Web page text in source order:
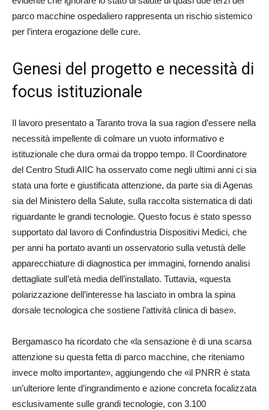
parco macchine ospedaliero rappresenta un rischio sistemico
per l’intera erogazione delle cure.
Genesi del progetto e necessità di
focus istituzionale
Il lavoro presentato a Taranto trova la sua ragion d’essere nella
necessità impellente di colmare un vuoto informativo e
istituzionale che dura ormai da troppo tempo. Il Coordinatore
del Centro Studi AIIC ha osservato come negli ultimi anni ci sia
stata una forte e giustificata attenzione, da parte sia di Agenas
sia del Ministero della Salute, sulla raccolta sistematica di dati
riguardante le grandi tecnologie. Questo focus è stato spesso
supportato dal lavoro di Confindustria Dispositivi Medici, che
per anni ha portato avanti un osservatorio sulla vetustà delle
apparecchiature di diagnostica per immagini, fornendo analisi
dettagliate sull’età media dell’installato. Tuttavia, «questa
polarizzazione dell’interesse ha lasciato in ombra la spina
dorsale tecnologica che sostiene l’attività clinica di base».
Bergamasco ha ricordato che «la sensazione è di una scarsa
attenzione su questa fetta di parco macchine, che riteniamo
invece molto importante», aggiungendo che «il PNRR è stata
un’ulteriore lente d’ingrandimento e azione concreta focalizzata
esclusivamente sulle grandi tecnologie, con 3.100